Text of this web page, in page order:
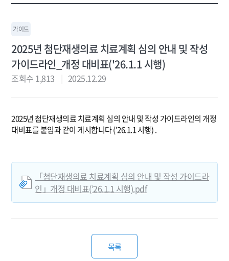
가이드
2025년 첨단재생의료 치료계획 심의 안내 및 작성
가이드라인_개정 대비표('26.1.1 시행)
조회수 1,813 2025.12.29
2025년 첨단재생의료 치료계획 심의 안내 및 작성 가이드라인의 개정
대비표를 붙임과 같이 게시합니다 ('26.1.1 시행) .
「첨단재생의료 치료계획 심의 안내 및 작성 가이드라
인」개정 대비표(’26.1.1 시행).pdf
목록